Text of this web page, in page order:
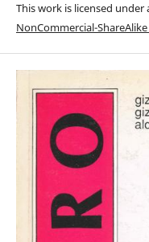
This work is licensed under
NonCommercial-